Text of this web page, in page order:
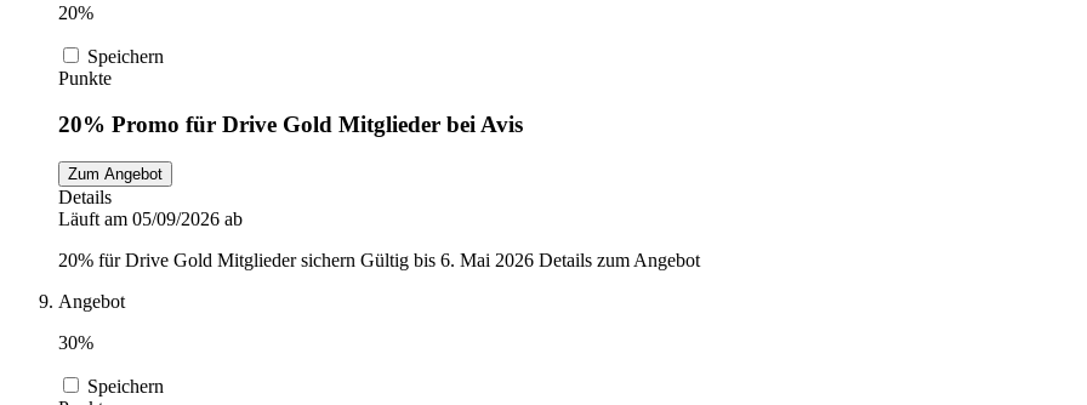
20%
Speichern
Punkte
20% Promo für Drive Gold Mitglieder bei Avis
Zum Angebot
Details
Läuft am 05/09/2026 ab
20% für Drive Gold Mitglieder sichern Gültig bis 6. Mai 2026 Details zum Angebot
Angebot
30%
Speichern